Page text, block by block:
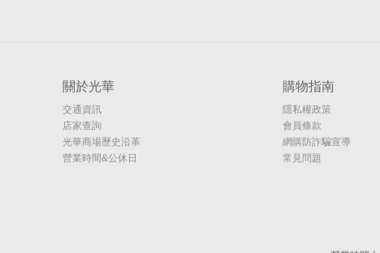
關於光華
交通資訊
店家查詢
光華商場歷史沿革
營業時間&公休日
購物指南
隱私權政策
會員條款
網購防詐騙宣導
常見問題